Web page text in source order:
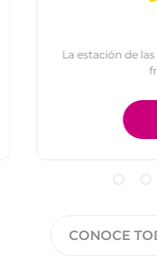
La estación de las
CONOCE